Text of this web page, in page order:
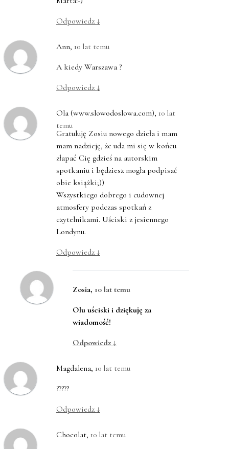
Odpowiedz ↓
Ann, 10 lat temu
A kiedy Warszawa ?
Odpowiedz ↓
Ola (www.slowodoslowa.com), 10 lat
temu
Gratuluję Zosiu nowego dzieła i mam
mam nadzieję, że uda mi się w końcu
złapać Cię gdzieś na autorskim
spotkaniu i będziesz mogła podpisać
obie książki;))
Wszystkiego dobrego i cudownej
atmosfery podczas spotkań z
czytelnikami. Uściski z jesiennego
Londynu.
Odpowiedz ↓
Zosia, 10 lat temu
Olu uściski i dziękuję za
wiadomość!
Odpowiedz ↓
Magdalena, 10 lat temu
?????
Odpowiedz ↓
Chocolat, 10 lat temu